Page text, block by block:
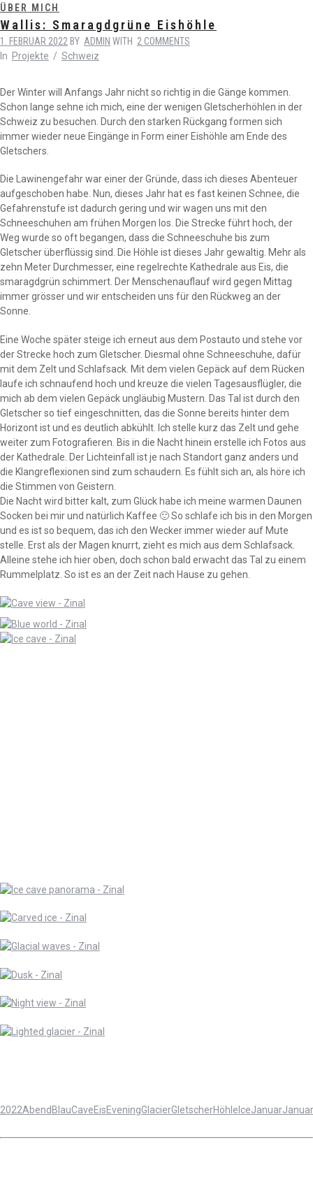
ÜBER MICH
Wallis: Smaragdgrüne Eishöhle
1. FEBRUAR 2022 BY ADMIN WITH 2 COMMENTS
In Projekte / Schweiz
Der Winter will Anfangs Jahr nicht so richtig in die Gänge kommen.
Schon lange sehne ich mich, eine der wenigen Gletscherhöhlen in der
Schweiz zu besuchen. Durch den starken Rückgang formen sich
immer wieder neue Eingänge in Form einer Eishöhle am Ende des
Gletschers.
Die Lawinengefahr war einer der Gründe, dass ich dieses Abenteuer
aufgeschoben habe. Nun, dieses Jahr hat es fast keinen Schnee, die
Gefahrenstufe ist dadurch gering und wir wagen uns mit den
Schneeschuhen am frühen Morgen los. Die Strecke führt hoch, der
Weg wurde so oft begangen, dass die Schneeschuhe bis zum
Gletscher überflüssig sind. Die Höhle ist dieses Jahr gewaltig. Mehr als
zehn Meter Durchmesser, eine regelrechte Kathedrale aus Eis, die
smaragdgrün schimmert. Der Menschenauflauf wird gegen Mittag
immer grösser und wir entscheiden uns für den Rückweg an der
Sonne.
Eine Woche später steige ich erneut aus dem Postauto und stehe vor
der Strecke hoch zum Gletscher. Diesmal ohne Schneeschuhe, dafür
mit dem Zelt und Schlafsack. Mit dem vielen Gepäck auf dem Rücken
laufe ich schnaufend hoch und kreuze die vielen Tagesausflügler, die
mich ab dem vielen Gepäck ungläubig Mustern. Das Tal ist durch den
Gletscher so tief eingeschnitten, das die Sonne bereits hinter dem
Horizont ist und es deutlich abkühlt. Ich stelle kurz das Zelt und gehe
weiter zum Fotografieren. Bis in die Nacht hinein erstelle ich Fotos aus
der Kathedrale. Der Lichteinfall ist je nach Standort ganz anders und
die Klangreflexionen sind zum schaudern. Es fühlt sich an, als höre ich
die Stimmen von Geistern.
Die Nacht wird bitter kalt, zum Glück habe ich meine warmen Daunen
Socken bei mir und natürlich Kaffee 🙂 So schlafe ich bis in den Morgen
und es ist so bequem, das ich den Wecker immer wieder auf Mute
stelle. Erst als der Magen knurrt, zieht es mich aus dem Schlafsack.
Alleine stehe ich hier oben, doch schon bald erwacht das Tal zu einem
Rummelplatz. So ist es an der Zeit nach Hause zu gehen.
2022Abend BlauCaveEisEveningGlacierGletscherHöhle IceJanuar